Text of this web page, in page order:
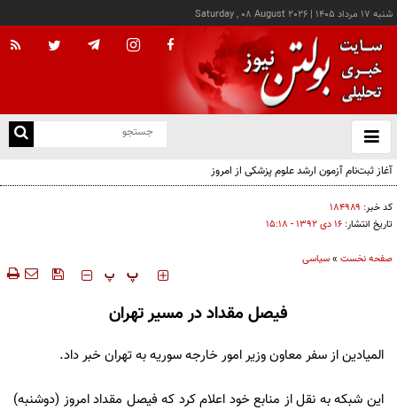
شنبه ۱۷ مرداد ۱۴۰۵ |
Saturday , 08 August 2026
باز
و
آغاز ثبت‌نام آزمون ارشد علوم پزشکی از امروز
کد خبر: ۱۸۴۹۸۹
تاریخ انتشار: ۱۶ دی ۱۳۹۲ - ۱۵:۱۸
صفحه نخست »سیاسی
‍‍‍ پ پ
فیصل مقداد در مسیر تهران
المیادین از سفر معاون وزیر امور خارجه سوریه به تهران خبر داد.
این شبکه به نقل از منابع خود اعلام کرد که فیصل مقداد امروز (دوشنبه)